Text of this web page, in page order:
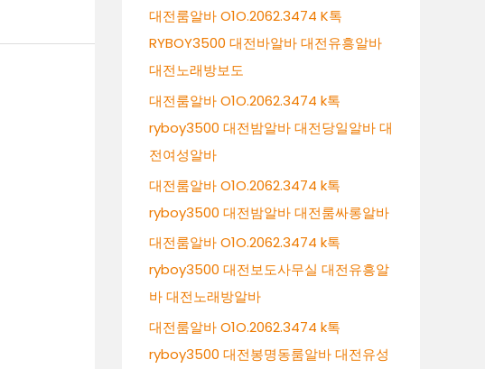
대전룸알바 O1O.2062.3474 K톡
RYBOY3500 대전바알바 대전유흥알바
대전노래방보도
대전룸알바 O1O.2062.3474 k톡
ryboy3500 대전밤알바 대전당일알바 대
전여성알바
대전룸알바 O1O.2062.3474 k톡
ryboy3500 대전밤알바 대전룸싸롱알바
대전룸알바 O1O.2062.3474 k톡
ryboy3500 대전보도사무실 대전유흥알
바 대전노래방알바
대전룸알바 O1O.2062.3474 k톡
ryboy3500 대전봉명동룸알바 대전유성